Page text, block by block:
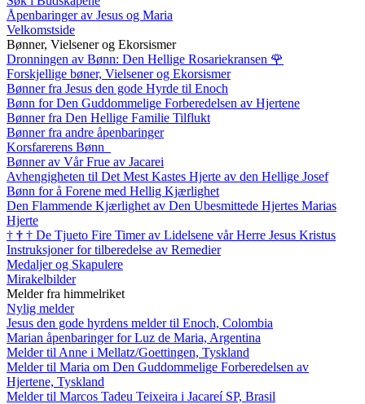
Åpenbaringer av Jesus og Maria
Velkomstside
Bønner, Vielsener og Ekorsismer
Dronningen av Bønn: Den Hellige Rosariekransen 🌹
Forskjellige bøner, Vielsener og Ekorsismer
Bønner fra Jesus den gode Hyrde til Enoch
Bønn for Den Guddommelige Forberedelsen av Hjertene
Bønner fra Den Hellige Familie Tilflukt
Bønner fra andre åpenbaringer
Korsfarerens Bønn
Bønner av Vår Frue av Jacarei
Avhengigheten til Det Mest Kastes Hjerte av den Hellige Josef
Bønn for å Forene med Hellig Kjærlighet
Den Flammende Kjærlighet av Den Ubesmittede Hjertes Marias
Hjerte
† † † De Tjueto Fire Timer av Lidelsene vår Herre Jesus Kristus
Instruksjoner for tilberedelse av Remedier
Medaljer og Skapulere
Mirakelbilder
Melder fra himmelriket
Nylig melder
Jesus den gode hyrdens melder til Enoch, Colombia
Marian åpenbaringer for Luz de Maria, Argentina
Melder til Anne i Mellatz/Goettingen, Tyskland
Melder til Maria om Den Guddommelige Forberedelsen av
Hjertene, Tyskland
Melder til Marcos Tadeu Teixeira i Jacareí SP, Brasil